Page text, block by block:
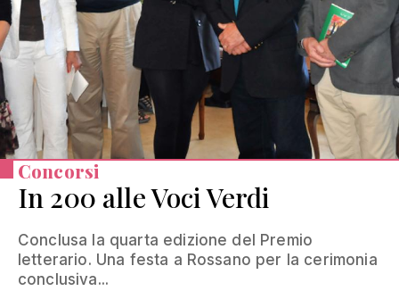
Concorsi
In 200 alle Voci Verdi
Conclusa la quarta edizione del Premio
letterario. Una festa a Rossano per la cerimonia
conclusiva...